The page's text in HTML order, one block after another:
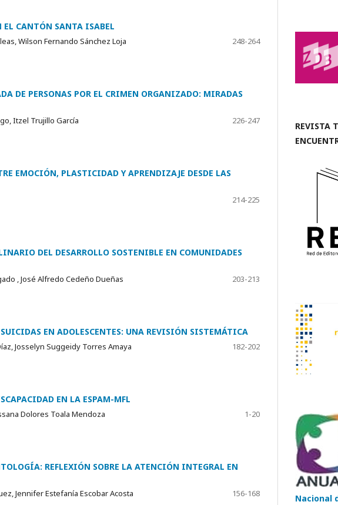
EL CANTÓN SANTA ISABEL
Wilson Fernando Sánchez Loja
248-264
DE PERSONAS POR EL CRIMEN ORGANIZADO: MIRADAS
Itzel Trujillo García
226-247
EMOCIÓN, PLASTICIDAD Y APRENDIZAJE DESDE LAS
214-225
DEL DESARROLLO SOSTENIBLE EN COMUNIDADES
, José Alfredo Cedeño Dueñas
203-213
EN ADOLESCENTES: UNA REVISIÓN SISTEMÁTICA
Josselyn Suggeidy Torres Amaya
182-202
EN LA ESPAM-MFL
Dolores Toala Mendoza
1-20
REFLEXIÓN SOBRE LA ATENCIÓN INTEGRAL EN
Jennifer Estefanía Escobar Acosta
156-168
REVISTA
Nacional